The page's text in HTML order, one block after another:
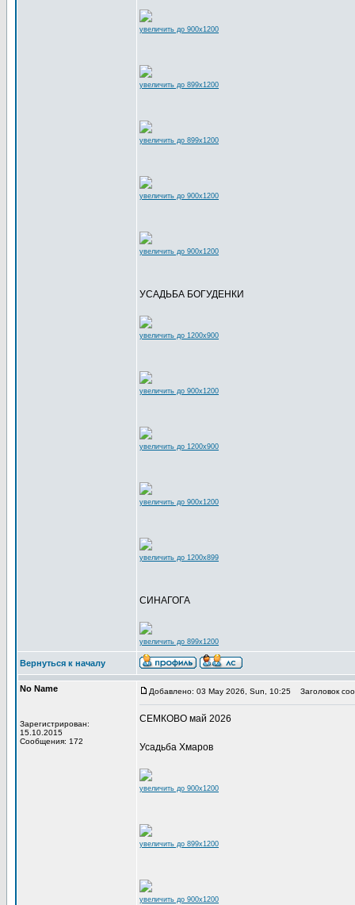
увеличить до 900x1200
увеличить до 899x1200
увеличить до 899x1200
увеличить до 900x1200
увеличить до 900x1200
УСАДЬБА БОГУДЕНКИ
увеличить до 1200x900
увеличить до 900x1200
увеличить до 1200x900
увеличить до 900x1200
увеличить до 1200x899
СИНАГОГА
увеличить до 899x1200
Вернуться к началу
No Name
Зарегистрирован:
15.10.2015
Сообщения: 172
Добавлено: 03 May 2026, Sun, 10:25 Заголовок
СЕМКОВО май 2026
Усадьба Хмаров
увеличить до 900x1200
увеличить до 899x1200
увеличить до 900x1200